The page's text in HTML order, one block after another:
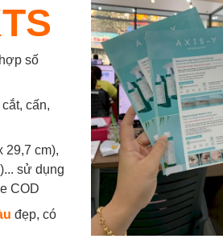
số
cắt, cấn,
29,7 cm),
sử dụng
COD
đẹp, có